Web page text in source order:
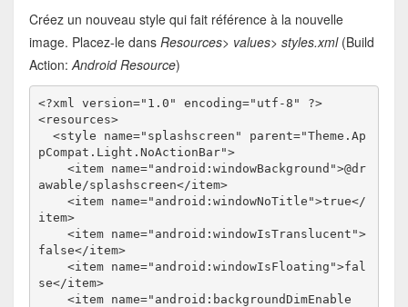
Créez un nouveau style qui fait référence à la nouvelle
image. Placez-le dans Resources> values> styles.xml(Build
Action:Android Resource)
<?xml version="1.0" encoding="utf-8" ?>
<resources>
  <style name="splashscreen" parent="Theme.Ap
pCompat.Light.NoActionBar">
    <item name="android:windowBackground">@dr
awable/splashscreen</item>
    <item name="android:windowNoTitle">true</
item>
    <item name="android:windowIsTranslucent">
false</item>
    <item name="android:windowIsFloating">fal
se</item>
    <item name="android:backgroundDimEnable